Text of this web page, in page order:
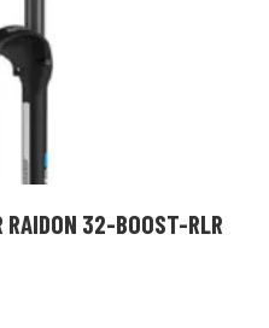
RAIDON 32-BOOST-RLR